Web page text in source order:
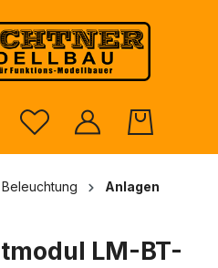
German
Beleuchtung Anlagen
LM-BT-